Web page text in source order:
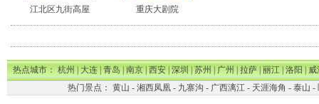
江北区九街高屋 重庆大剧院
热点城市：杭州|大连|青岛|南京|西安|深圳|苏州|广州|拉萨|丽江|洛阳|威
热门景点： 黄山 - 湘西凤凰- 九寨沟 - 广西漓江- 天涯海角 - 泰山 -